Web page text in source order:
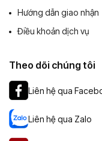
Hướng dẫn giao nhận
Điều khoản dịch vụ
Theo dõi chúng tôi
Liên hệ qua
Liên hệ qua Zalo